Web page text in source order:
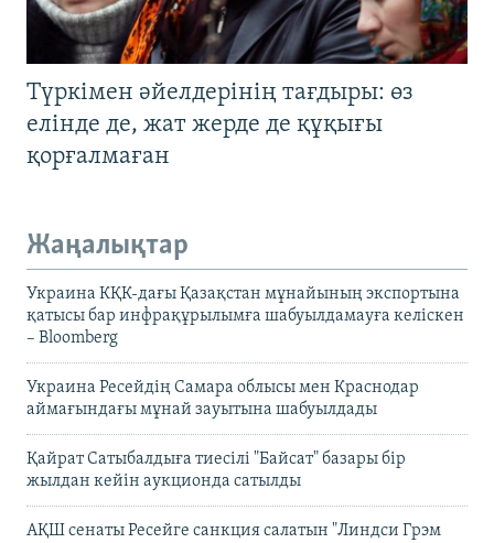
Түркімен әйелдерінің тағдыры: өз
елінде де, жат жерде де құқығы
қорғалмаған
Жаңалықтар
Украина КҚК-дағы Қазақстан мұнайының экспортына
қатысы бар инфрақұрылымға шабуылдамауға келіскен
– Bloomberg
Украина Ресейдің Самара облысы мен Краснодар
аймағындағы мұнай зауытына шабуылдады
Қайрат Сатыбалдыға тиесілі "Байсат" базары бір
жылдан кейін аукционда сатылды
АҚШ сенаты Ресейге санкция салатын "Линдси Грэм